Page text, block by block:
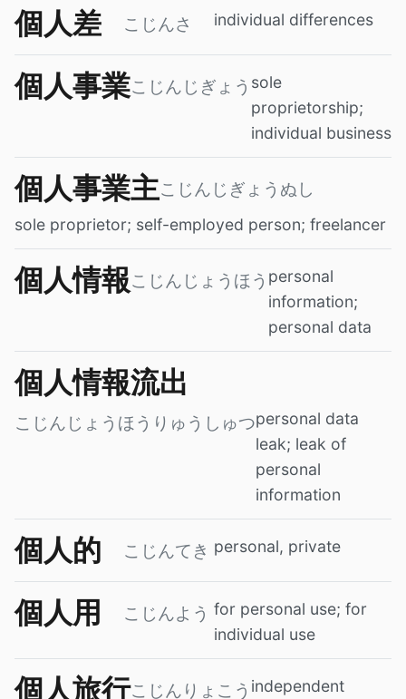
個人差 こじんさ individual differences
個人事業こじんじぎょう sole
proprietorship;
individual business
個人事業主こじんじぎょうぬし
sole proprietor; self-employed person; freelancer
個人情報こじんじょうほう personal
information;
personal data
個人情報流出
こじんじょうほうりゅうしゅつpersonal data
leak; leak of
personal
information
個人的 こじんてき personal, private
個人用 こじんよう for personal use; for
individual use
個人旅行こじんりょこう independent